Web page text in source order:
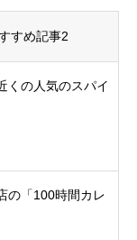
すめ記事2
くの人気のスパイ
の「100時間カレ